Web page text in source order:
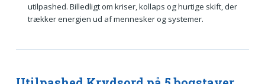
utilpashed. Billedligt om kriser, kollaps og hurtige skift, der
trækker energien ud af mennesker og systemer.